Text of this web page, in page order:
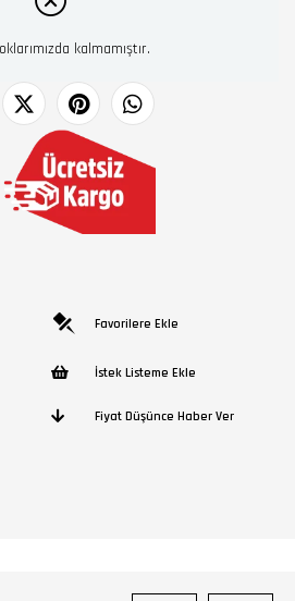
kalmamıştır.
Favorilere Ekle
İstek Listeme Ekle
Fiyat Düşünce Haber Ver